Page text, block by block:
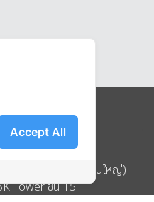
สตาร์ จำกัด (สำนักงานใหญ่)
Tower ชั้น 15
Accept All